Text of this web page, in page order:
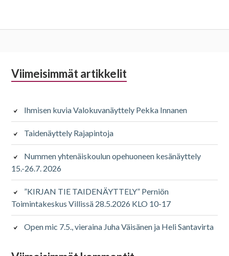
Alapalkin
Viimeisimmät artikkelit
Ihmisen kuvia Valokuvanäyttely Pekka Innanen
Taidenäyttely Rajapintoja
Nummen yhtenäiskoulun opehuoneen kesänäyttely
15.-26.7. 2026
”KIRJAN TIE TAIDENÄYTTELY” Perniön
Toimintakeskus Villissä 28.5.2026 KLO 10-17
Open mic 7.5., vieraina Juha Väisänen ja Heli Santavirta